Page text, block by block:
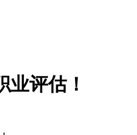
业评估！